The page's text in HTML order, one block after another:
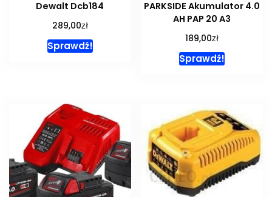
Dewalt Dcb184
289,00zł
Sprawdź!
PARKSIDE Akumulator 4.0
AH PAP 20 A3
189,00zł
Sprawdź!